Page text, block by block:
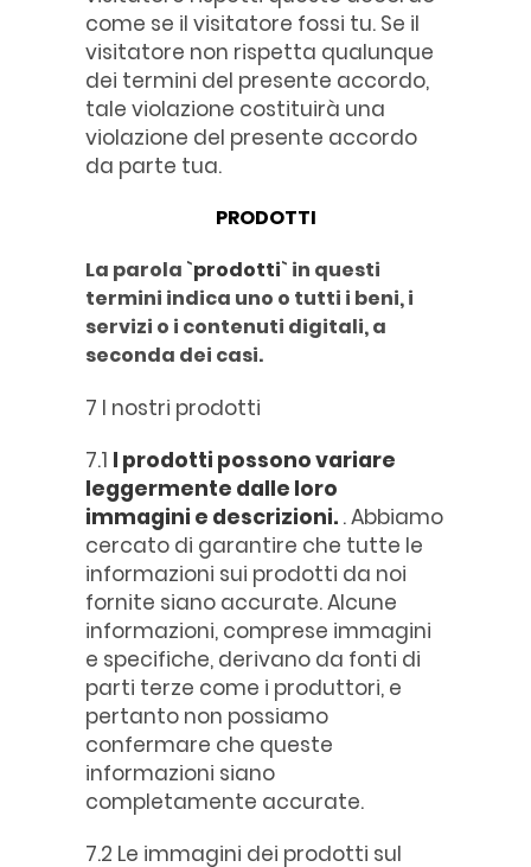
come se il visitatore fossi tu. Se il
visitatore non rispetta qualunque
dei termini del presente accordo,
tale violazione costituirà una
violazione del presente accordo
da parte tua.
PRODOTTI
La parola `prodotti` in questi
termini indica uno o tutti i beni, i
servizi o i contenuti digitali, a
seconda dei casi.
7 I nostri prodotti
7.1 I prodotti possono variare
leggermente dalle loro
immagini e descrizioni. . Abbiamo
cercato di garantire che tutte le
informazioni sui prodotti da noi
fornite siano accurate. Alcune
informazioni, comprese immagini
e specifiche, derivano da fonti di
parti terze come i produttori, e
pertanto non possiamo
confermare che queste
informazioni siano
completamente accurate.
7.2 Le immagini dei prodotti sul